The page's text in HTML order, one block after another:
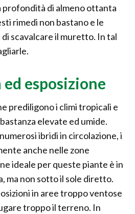
profondità di almeno ottanta
rimedi non bastano e le
scavalcare il muretto. In tal
esposizione
prediligono i climi tropicali e
elevate ed umide.
ibridi in circolazione, i
anche nelle zone
ideale per queste piante è in
ma non sotto il sole diretto.
in aree troppo ventose
troppo il terreno. In